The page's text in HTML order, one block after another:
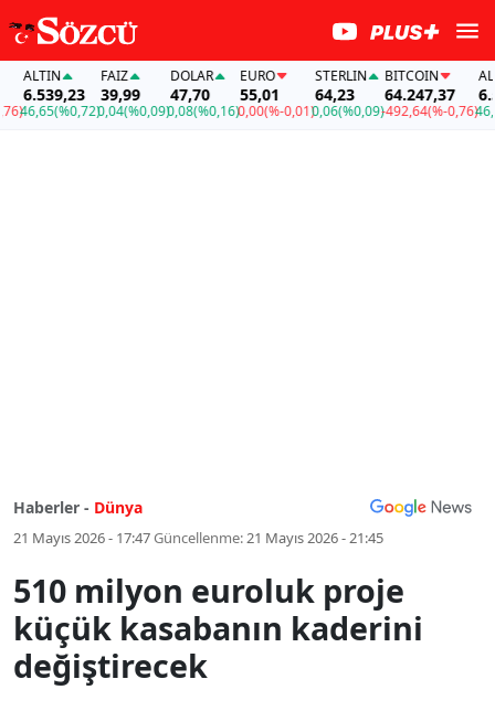
ALTIN
6.539,23
46,65(%0,72)
FAİZ
39,99
0,04(%0,09)
DOLAR
47,70
0,08(%0,16)
EURO
55,01
0,00(%-0,01)
STERLIN
64,23
0,06(%0,09)
BITCOIN
64.247,37
-492,64(%-0,76)46,65
Haberler - Dünya
21 Mayıs 2026 - 17:47Güncellenme:21 Mayıs 2026 - 21:45
510 milyon euroluk proje
küçük kasabanın kaderini
değiştirecek